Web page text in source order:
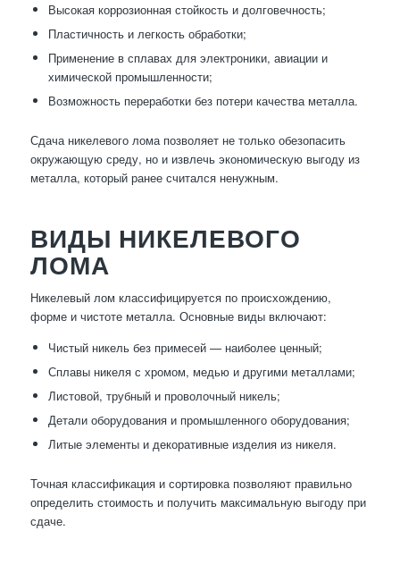
Высокая коррозионная стойкость и долговечность;
Пластичность и легкость обработки;
Применение в сплавах для электроники, авиации и
химической промышленности;
Возможность переработки без потери качества металла.
Сдача никелевого лома позволяет не только обезопасить
окружающую среду, но и извлечь экономическую выгоду из
металла, который ранее считался ненужным.
ВИДЫ НИКЕЛЕВОГО
ЛОМА
Никелевый лом классифицируется по происхождению,
форме и чистоте металла. Основные виды включают:
Чистый никель без примесей — наиболее ценный;
Сплавы никеля с хромом, медью и другими металлами;
Листовой, трубный и проволочный никель;
Детали оборудования и промышленного оборудования;
Литые элементы и декоративные изделия из никеля.
Точная классификация и сортировка позволяют правильно
определить стоимость и получить максимальную выгоду при
сдаче.